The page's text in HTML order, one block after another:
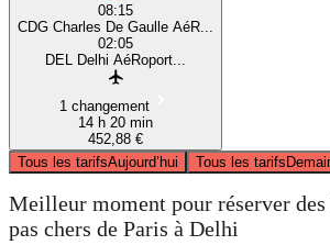
08:15
CDG Charles De Gaulle AéR...
02:05
DEL Delhi AéRoport...
1 changement
14 h 20 min
452,88 €
Tous les tarifsAujourd’hui Tous les tarifs
Meilleur moment pour réserver
pas chers de Paris à Delhi